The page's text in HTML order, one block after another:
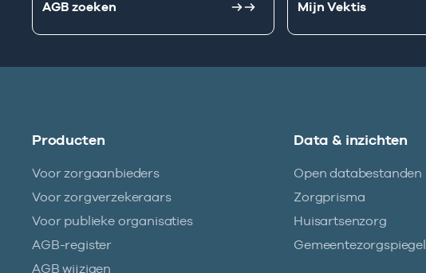
AGB zoeken Mijn Vektis
Producten
Voor zorgaanbieders
Voor zorgverzekeraars
Voor publieke organisaties
AGB-register
AGB wijzigen
Data & inzichten
Open databestanden
Zorgprisma
Huisartsenzorg
Gemeentezorgspiegel